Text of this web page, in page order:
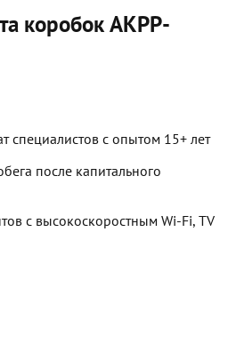
коробокAKPP-
специалистов с опытом 15+ лет
после капитального
с высокоскоростным Wi-Fi, TV